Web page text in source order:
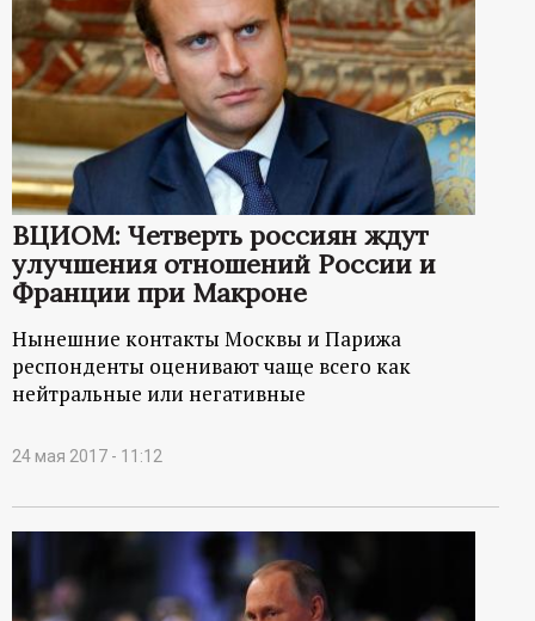
ВЦИОМ: Четверть россиян ждут
улучшения отношений России и
Франции при Макроне
Нынешние контакты Москвы и Парижа
респонденты оценивают чаще всего как
нейтральные или негативные
24 мая 2017 - 11:12